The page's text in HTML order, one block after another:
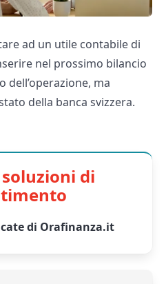
ad un utile contabile di
nel prossimo bilancio
dell’operazione, ma
della banca svizzera.
di
di Orafinanza.it